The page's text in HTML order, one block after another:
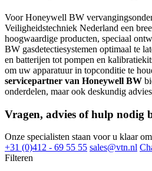
Voor Honeywell BW
Veiligheidstechniek Nederland een
hoogwaardige producten, speciaal
BW gasdetectiesystemen optimaal te
en batterijen tot pompen en
om uw apparatuur in topconditie te
servicepartner van Honeywell BW
onderdelen, maar ook deskundig
Vragen, advies of hulp nodig
Onze specialisten staan voor u klaar
+31 (0)412 - 69 55 55 sales@vtn.nl
Filteren